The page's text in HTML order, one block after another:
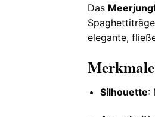
Das
elegante,
Merkmale
Silhouette: